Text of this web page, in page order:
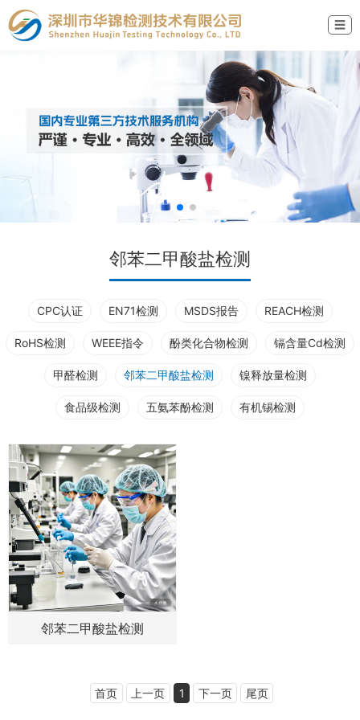
☰
邻苯二甲酸盐检测
CPC认证 EN71检测 MSDS报告 REACH检测
RoHS检测 WEEE指令 酚类化合物检测 镉含量Cd检测
甲醛检测 邻苯二甲酸盐检测 镍释放量检测
食品级检测 五氨苯酚检测 有机锡检测
邻苯二甲酸盐检测
首页 上一页 1 下一页 尾页